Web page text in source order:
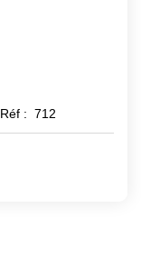
Réf : 712